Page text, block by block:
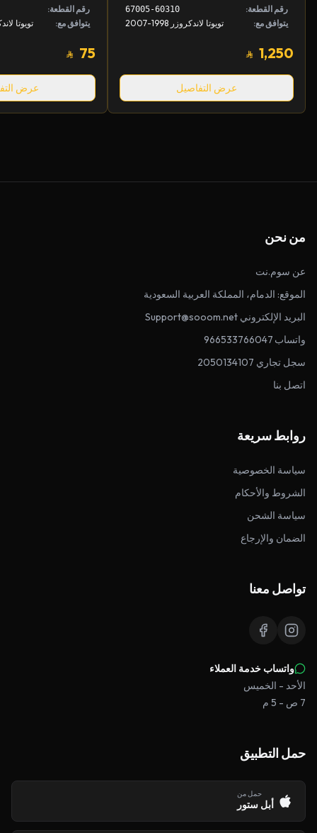
رقم القطعة: 67005-60310
يتوافق مع: تويوتا لاندكروزر 1998-2007
1,250
عرض التفاصيل
رقم القطعة:
يتوافق مع:
75
عرض
من نحن
عن سوم.نت
الموقع: الدمام، المملكة العربية السعودية
البريد الإلكتروني Support@sooom.net
واتساب 966533766047
سجل تجاري 2050134107
اتصل بنا
روابط سريعة
سياسة الخصوصية
الشروط والأحكام
سياسة الشحن
الضمان والإرجاع
تواصل معنا
واتساب خدمة العملاء
الأحد - الخميس
7 ص - 5 م
حمل التطبيق
حمل من
أبل ستور